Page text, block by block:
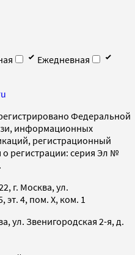
Ежедневная
Федеральной
информационных
регистрационный
регистрации: серия Эл №
г. Москва, ул.
эт. 4, пом. X, ком. 1
ул. Звенигородская 2-я, д.